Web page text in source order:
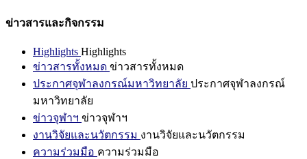
ข่าวสารและกิจกรรม
Highlights Highlights
ข่าวสารทั้งหมด ข่าวสารทั้งหมด
ประกาศจุฬาลงกรณ์มหาวิทยาลัย ประกาศจุฬาลงกรณ์
มหาวิทยาลัย
ข่าวจุฬาฯ ข่าวจุฬาฯ
งานวิจัยและนวัตกรรม งานวิจัยและนวัตกรรม
ความร่วมมือ ความร่วมมือ